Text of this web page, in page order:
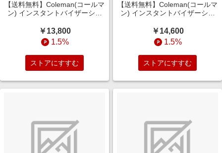
【送料無料】Coleman(コールマ
ン) インスタントバイザーシェ
ム） 2244021
￥13,800
1.5%
ストアにすすむ
【送料無料】Coleman(コールマ
ン) インスタントバイザーシェ
ム）ジェットブラック 2243959
￥14,600
1.5%
ストアにすすむ